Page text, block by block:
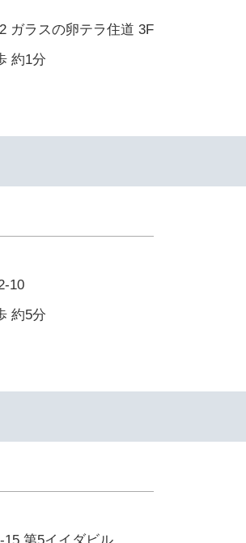
ガラスの卵テラ住道 3F
約1分
10
約5分